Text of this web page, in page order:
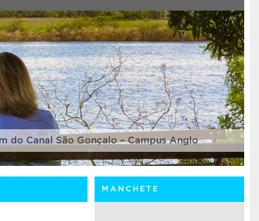
do Canal São Gonçalo – Campus Anglo
MANCHETE